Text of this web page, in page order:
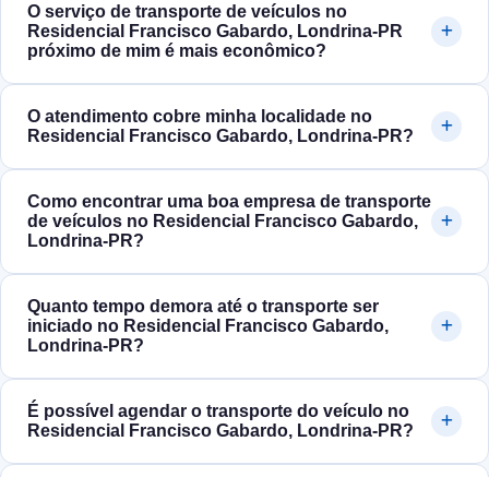
O serviço de transporte de veículos no
Residencial Francisco Gabardo, Londrina‑PR
próximo de mim é mais econômico?
O atendimento cobre minha localidade no
Residencial Francisco Gabardo, Londrina‑PR?
Como encontrar uma boa empresa de transporte
de veículos no Residencial Francisco Gabardo,
Londrina‑PR?
Quanto tempo demora até o transporte ser
iniciado no Residencial Francisco Gabardo,
Londrina‑PR?
É possível agendar o transporte do veículo no
Residencial Francisco Gabardo, Londrina‑PR?